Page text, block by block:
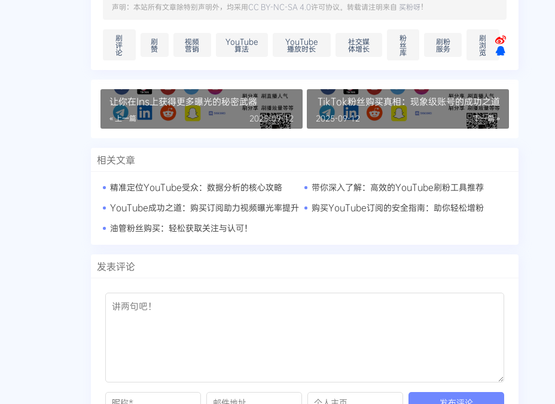
声明：本站所有文章除特别声明外，均采用CC BY-NC-SA 4.0许可协议。转载请注明来自 买粉呀！
刷
评
论
刷
赞
视频
营销
YouTube
算法
YouTube
播放时长
社交媒
体增长
粉
丝
库
刷粉
服务
刷
浏
览
让你在Ins上获得更多曝光的秘密武器
« 上一篇 2025-09-12
TikTok粉丝购买真相：现象级账号的成功之道
下一篇 »
2025-09-12
相关文章
精准定位YouTube受众：数据分析的核心攻略
带你深入了解：高效的YouTube刷粉工具推荐
YouTube成功之道：购买订阅助力视频曝光率提升
购买YouTube订阅的安全指南：助你轻松增粉
油管粉丝购买：轻松获取关注与认可！
发表评论